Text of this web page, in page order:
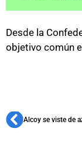
Desde la
objetivo común
Alcoy se viste de